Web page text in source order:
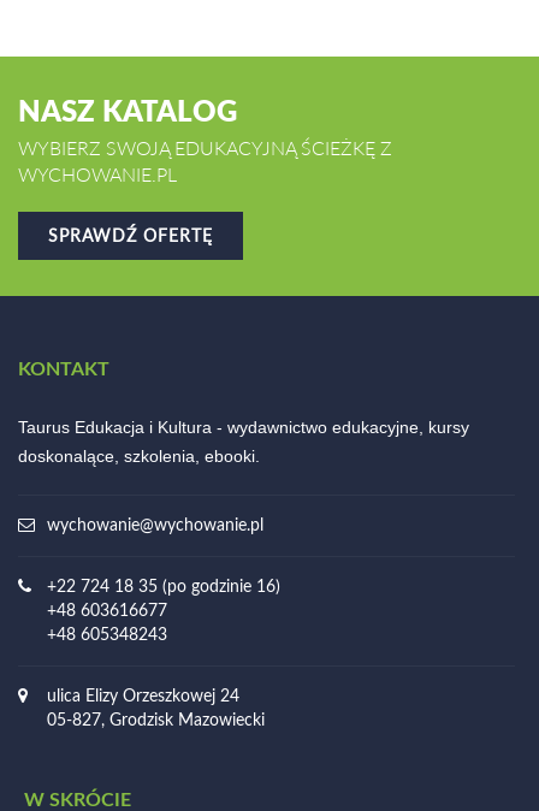
NASZ KATALOG
WYBIERZ SWOJĄ EDUKACYJNĄ ŚCIEŻKĘ Z
WYCHOWANIE.PL
SPRAWDŹ OFERTĘ
KONTAKT
Taurus Edukacja i Kultura - wydawnictwo edukacyjne, kursy
doskonalące, szkolenia, ebooki.
wychowanie@wychowanie.pl
+22 724 18 35 (po godzinie 16)
+48 603616677
+48 605348243
ulica Elizy Orzeszkowej 24
05-827, Grodzisk Mazowiecki
W SKRÓCIE